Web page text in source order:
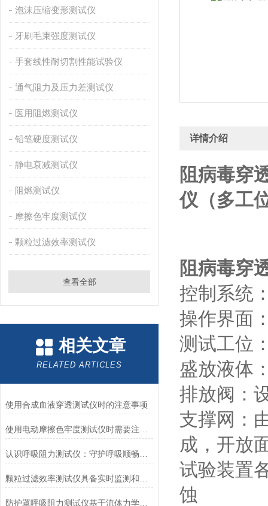
泡沫压缩变形测试仪
牙刷毛束强度测试仪
手套线性耐切割性能试验仪
通气阻力及压力差测试仪
医用阻燃测试仪
铅笔硬度测试仪
静电衰减测试仪
阻燃测试仪
摩擦色牢度测试仪
颗粒过滤效率测试仪
查看全部
相关文章
RELATED ARTICLES
使用合成血液穿透测试仪时的注意事项
防护罩呼吸阻力测试仪基于流体力学与压力传感技术
详情介绍
阻病毒穿
仪（多工
阻病毒穿
控制系统
操作界面
测试工位
盛放液体
排放阀：
支撑网：
成，开放
试验装置
蚀